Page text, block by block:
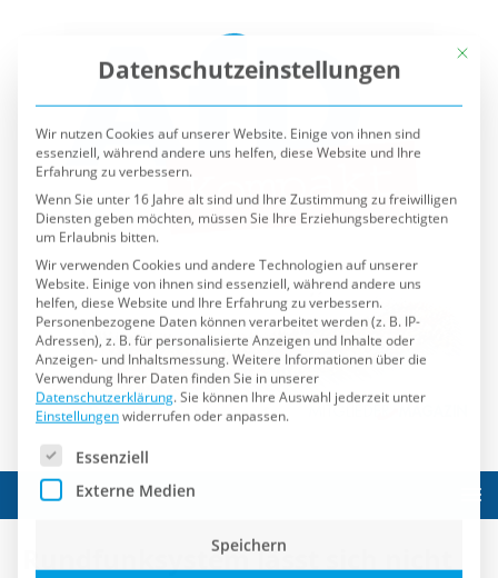
Rundfunksystem lässt sich nicht
Datenschutzeinstellungen
essenziell, während andere uns helfen, diese Website und Ihre
Erfahrung zu verbessern.
Wenn Sie unter 16 Jahre alt sind und Ihre Zustimmung zu freiwilligen
Diensten geben möchten, müssen Sie Ihre Erziehungsberechtigten
um Erlaubnis bitten.
Wir verwenden Cookies und andere Technologien auf unserer
Website. Einige von ihnen sind essenziell, während andere uns
helfen, diese Website und Ihre Erfahrung zu verbessern.
Personenbezogene Daten können verarbeitet werden (z. B. IP-
Adressen), z. B. für personalisierte Anzeigen und Inhalte oder
Anzeigen- und Inhaltsmessung.Weitere Informationen über die
Verwendung Ihrer Daten finden Sie in unserer
Datenschutzerklärung. Sie können Ihre Auswahl jederzeit unter
Einstellungenwiderrufen oder anpassen.